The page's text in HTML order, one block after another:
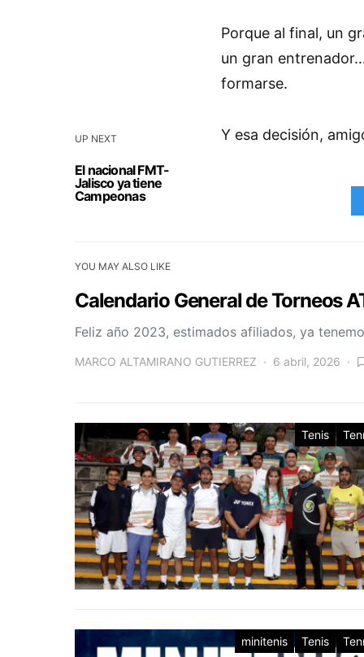
UP NEXT
El nacional FMT-
Jalisco ya tiene
Campeonas
Porque al final, un
un gran
formarse.
Y esa decisión,
YOU MAY ALSO LIKE
Calendario General de Torneos
Feliz año 2023, estimados afiliados, ya
MARCO ALTAMIRANO GUTIERREZ 6 abril, 2026
Tenis
minitenis Tenis